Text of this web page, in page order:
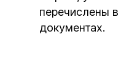
перечислены
документах.